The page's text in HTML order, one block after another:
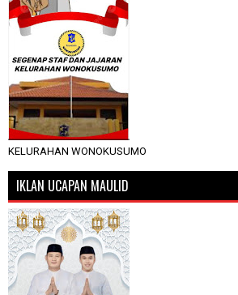
KELURAHAN WONOKUSUMO
IKLAN UCAPAN MAULID